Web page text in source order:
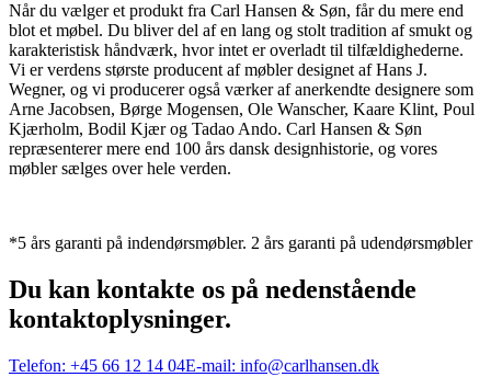
Når du vælger et produkt fra Carl Hansen & Søn, får du mere end
blot et møbel. Du bliver del af en lang og stolt tradition af smukt og
karakteristisk håndværk, hvor intet er overladt til tilfældighederne.
Vi er verdens største producent af møbler designet af Hans J.
Wegner, og vi producerer også værker af anerkendte designere som
Arne Jacobsen, Børge Mogensen, Ole Wanscher, Kaare Klint, Poul
Kjærholm, Bodil Kjær og Tadao Ando. Carl Hansen & Søn
repræsenterer mere end 100 års dansk designhistorie, og vores
møbler sælges over hele verden.
*5 års garanti på indendørsmøbler. 2 års garanti på udendørsmøbler
Du kan kontakte os på nedenstående
kontaktoplysninger.
Telefon: +45 66 12 14 04E-mail: info@carlhansen.dk